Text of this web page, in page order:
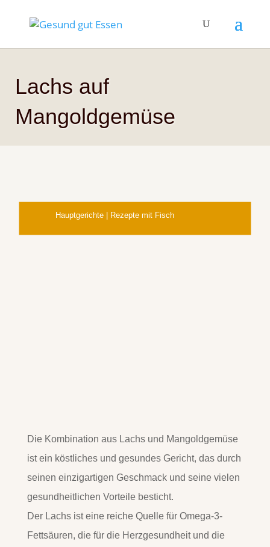
Lachs auf
Mangoldgemüse
Hauptgerichte| Rezepte mit Fisch
Die Kombination aus Lachs und Mangoldgemüse
ist ein köstliches und gesundes Gericht, das durch
seinen einzigartigen Geschmack und seine vielen
gesundheitlichen Vorteile besticht.
Der Lachs ist eine reiche Quelle für Omega-3-
Fettsäuren, die für die Herzgesundheit und die